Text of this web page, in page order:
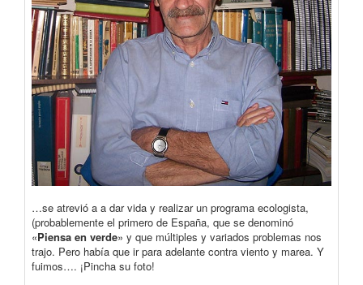
…se atrevió a a dar vida y realizar un programa ecologista,
(probablemente el primero de España, que se denominó
«Piensa en verde» y que múltiples y variados problemas nos
trajo. Pero había que ir para adelante contra viento y marea. Y
fuimos…. ¡Pincha su foto!